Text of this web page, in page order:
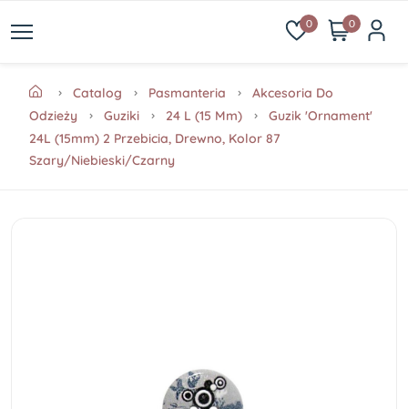
0 0
Catalog Pasmanteria
Akcesoria Do
Odzieży
Guziki 24 L (15 Mm)
Guzik 'Ornament'
24L (15mm) 2 Przebicia, Drewno, Kolor 87
Szary/niebieski/czarny